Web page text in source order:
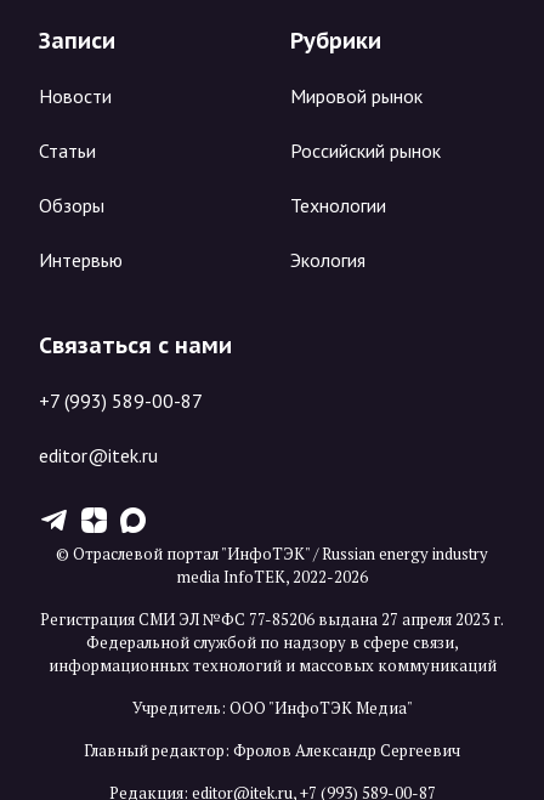
Записи
Новости
Статьи
Обзоры
Интервью
Рубрики
Мировой рынок
Российский рынок
Технологии
Экология
Связаться с нами
+7 (993) 589-00-87
editor@itek.ru
T Z X
© Отраслевой портал "ИнфоТЭК" / Russian energy industry
media InfoTEK, 2022-2026
Регистрация СМИ ЭЛ №ФС 77-85206 выдана 27 апреля 2023 г.
Федеральной службой по надзору в сфере связи,
информационных технологий и массовых коммуникаций
Учредитель: ООО "ИнфоТЭК Медиа"
Главный редактор: Фролов Александр Сергеевич
Редакция: editor@itek.ru,+7 (993) 589-00-87